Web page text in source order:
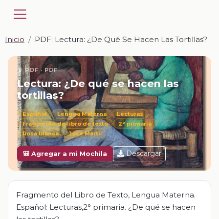
Inicio PDF: Lectura: ¿De Qué Se Hacen Las Tortillas?
📎 PDF · PDF
Lectura: ¿De qué se hacen las
tortillas?
Español Lengua Materna
Lecturas
Fragmento de libro de texto
2° primaria
Rosa blanca
José Martí
🎒 Agregar a mi Mochila Descargar
Fragmento del Libro de Texto, Lengua Materna.
Español: Lecturas,2° primaria. ¿De qué se hacen